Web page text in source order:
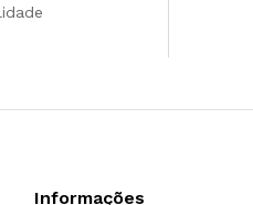
Informações